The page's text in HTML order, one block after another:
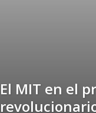
El MIT en el